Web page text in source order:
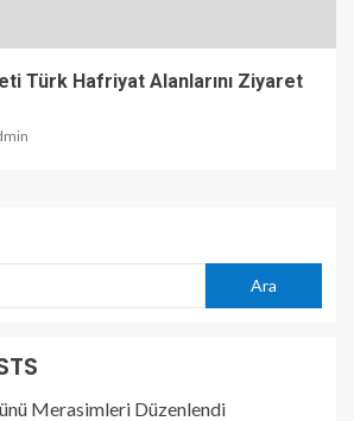
Türk Hafriyat Alanlarını Ziyaret
Ara
Merasimleri Düzenlendi